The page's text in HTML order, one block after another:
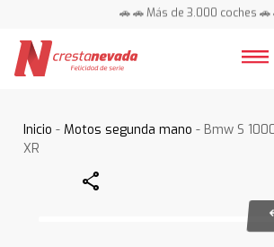
🚗 🚗 Más de 3.000 coches 🚗
Inicio -Motos segunda mano - Bmw S
XR
Share